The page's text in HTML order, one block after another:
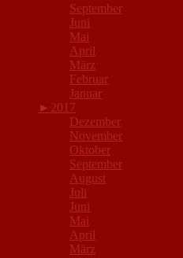
September
Juni
Mai
April
März
Februar
Januar
► 2017
Dezember
November
Oktober
September
August
Juli
Juni
Mai
April
März